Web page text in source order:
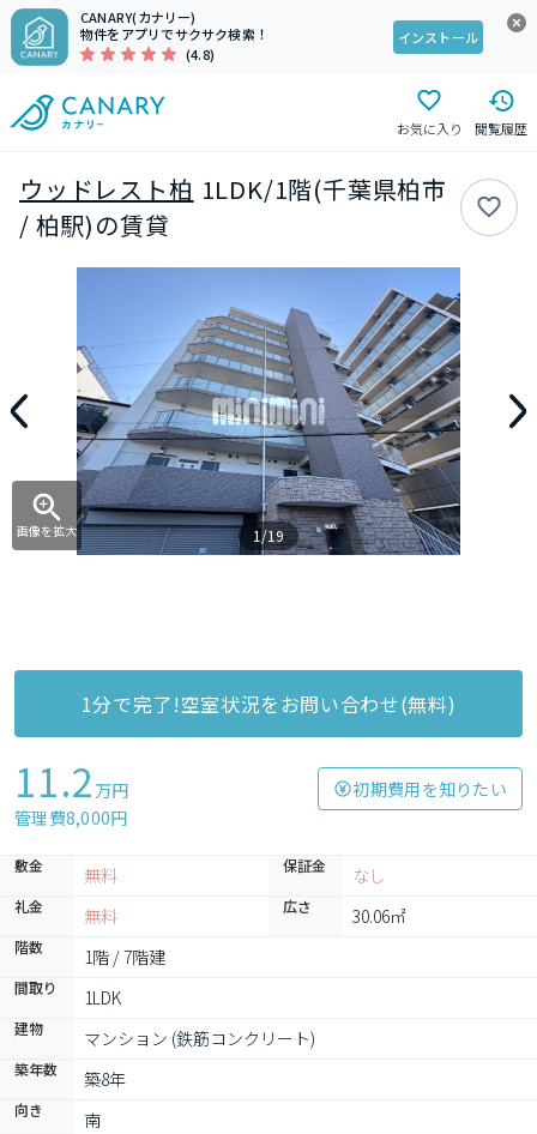
CANARY(カナリー)
物件をアプリでサクサク検索！
(4.8)
インストール
お気に入り 閲覧履歴
ウッドレスト柏 1LDK/1階(千葉県柏市
/ 柏駅)の賃貸
画像を拡大 1/19
1分で完了!空室状況をお問い合わせ(無料)
11.2 万円
管理費8,000円
初期費用を知りたい
敷金 無料 保証金 なし
礼金 無料 広さ 30.06㎡
階数 1階 / 7階建
間取り 1LDK
建物 マンション (鉄筋コンクリート)
築年数 築8年
向き 南